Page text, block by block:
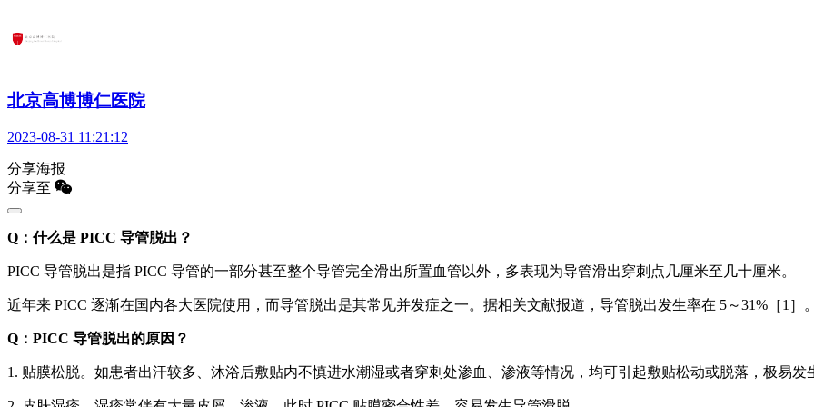
北京高博博仁医院
2023-08-31 11:21:12
分享海报
分享至
Q：什么是 PICC 导管脱出？
PICC 导管脱出是指 PICC 导管的一部分甚至整个导管完全滑出所置血管以外，多表现为导管滑出穿刺点几厘米至几十厘米。
近年来 PICC 逐渐在国内各大医院使用，而导管脱出是其常见并发症之一。据相关文献报道，导管脱出发生率在 5～31%［1］。
Q：PICC 导管脱出的原因？
1. 贴膜松脱。如患者出汗较多、沐浴后敷贴内不慎进水潮湿或者穿刺处渗血、渗液等情况，均可引起敷贴松动或脱落，极易发